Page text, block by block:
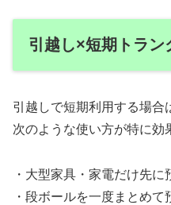
引越し×短期トラン
引越しで短期利用する場合
次のような使い方が特に効
・大型家具・家電だけ先に
・段ボールを一度まとめて